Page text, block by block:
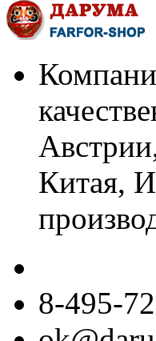
Китая,
8-495-